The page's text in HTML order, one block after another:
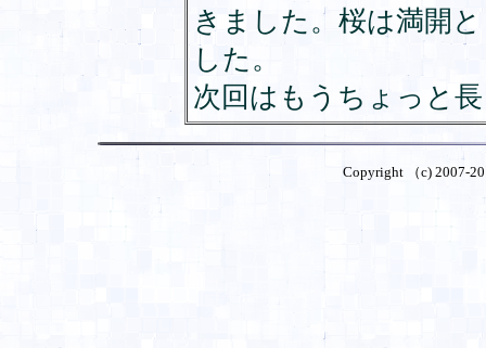
きました。桜は満開
した。
次回はもうちょっと
Copyright （c) 2007-